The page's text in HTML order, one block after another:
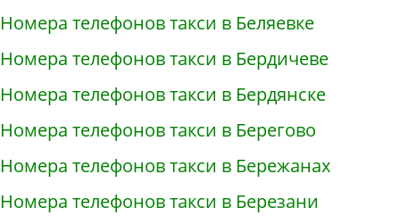
Номера телефонов такси в Беляевке
Номера телефонов такси в Бердичеве
Номера телефонов такси в Бердянске
Номера телефонов такси в Берегово
Номера телефонов такси в Бережанах
Номера телефонов такси в Березани